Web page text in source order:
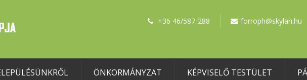
+36 46/587-288 forroph@skylan.hu
ÖNKORMÁNYZAT KÉPVISELŐ TESTÜLET